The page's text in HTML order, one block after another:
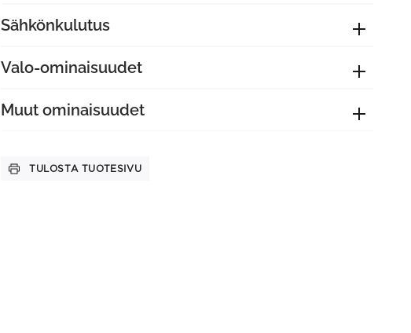
Sähkönkulutus
Valo-ominaisuudet
Muut ominaisuudet
TULOSTA TUOTESIVU